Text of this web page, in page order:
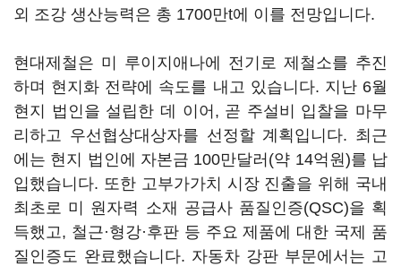
외 조강 생산능력은 총 1700만t에 이를 전망입니다.
현대제철은 미 루이지애나에 전기로 제철소를 추진
하며 현지화 전략에 속도를 내고 있습니다. 지난 6월
현지 법인을 설립한 데 이어, 곧 주설비 입찰을 마무
리하고 우선협상대상자를 선정할 계획입니다. 최근
에는 현지 법인에 자본금 100만달러(약 14억원)를 납
입했습니다. 또한 고부가가치 시장 진출을 위해 국내
최초로 미 원자력 소재 공급사 품질인증(QSC)을 획
득했고, 철근·형강·후판 등 주요 제품에 대한 국제 품
질인증도 완료했습니다. 자동차 강판 부문에서는 고